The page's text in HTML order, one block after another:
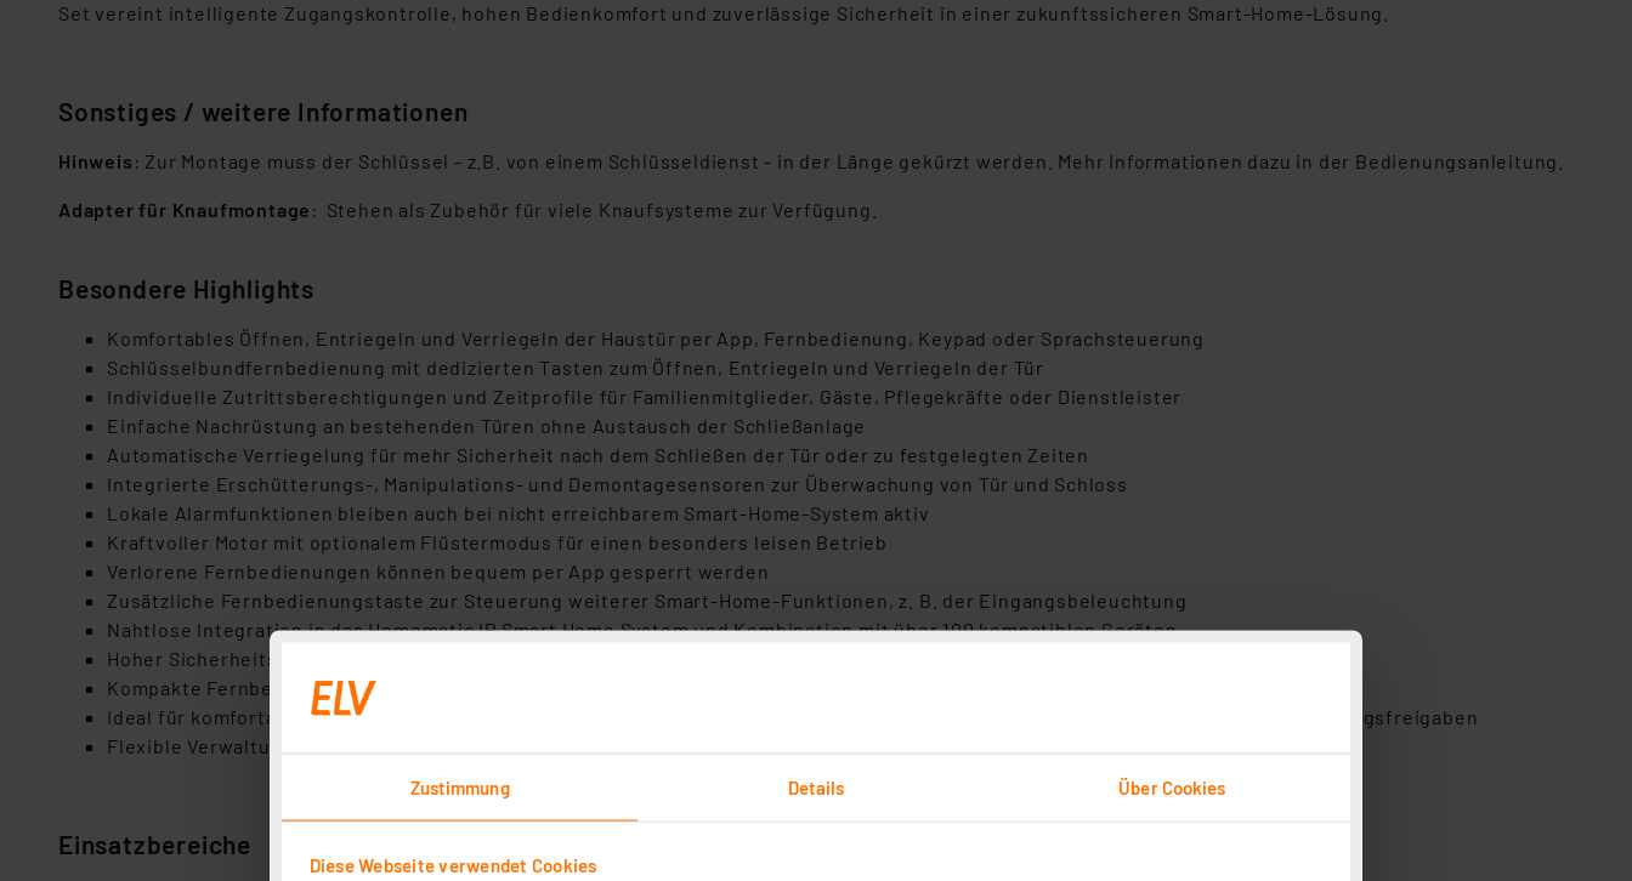
Zustimmung Details Über Cookies
Diese Webseite verwendet Cookies
Set vereint intelligente Zugangskontrolle, hohen Bedienkomfort und zuverlässige Sicherheit in einer zukunftssicheren Smart-Home-Lösung.
Sonstiges / weitere Informationen
Hinweis : Zur Montage muss der Schlüssel - z.B. von einem Schlüsseldienst - in der Länge gekürzt werden. Mehr Informationen dazu in der Bedienungsanleitung.
Adapter für Knaufmontage : Stehen als Zubehör für viele Knaufsysteme zur Verfügung.
Besondere Highlights
Komfortables Öffnen, Entriegeln und Verriegeln der Haustür per App, Fernbedienung, Keypad oder Sprachsteuerung
Schlüsselbundfernbedienung mit dedizierten Tasten zum Öffnen, Entriegeln und Verriegeln der Tür
Individuelle Zutrittsberechtigungen und Zeitprofile für Familienmitglieder, Gäste, Pflegekräfte oder Dienstleister
Einfache Nachrüstung an bestehenden Türen ohne Austausch der Schließanlage
Automatische Verriegelung für mehr Sicherheit nach dem Schließen der Tür oder zu festgelegten Zeiten
Integrierte Erschütterungs-, Manipulations- und Demontagesensoren zur Überwachung von Tür und Schloss
Lokale Alarmfunktionen bleiben auch bei nicht erreichbarem Smart-Home-System aktiv
Kraftvoller Motor mit optionalem Flüstermodus für einen besonders leisen Betrieb
Verlorene Fernbedienungen können bequem per App gesperrt werden
Zusätzliche Fernbedienungstaste zur Steuerung weiterer Smart-Home-Funktionen, z. B. der Eingangsbeleuchtung
Nahtlose Integration in das Homematic IP Smart Home System und Kombination mit über 100 kompatiblen Geräten
Hoher Sicherheitsstandard, bestätigt durch unabhängige Prüfinstitute wie VDE und AV-Test
Kompakte Fernbedienung für Schlüsselbund oder Hosentasche
Ideal für komfortables und sicheres Zutrittsmanagement in Einfamilienhäusern, Ferienwohnungen und bei zeitlich begrenzten Zugangsfreigaben
Flexible Verwaltung aller Zutrittsrechte über die Homematic IP App
Einsatzbereiche